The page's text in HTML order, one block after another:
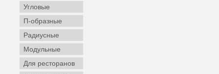
Угловые
П-образные
Радиусные
Модульные
Для ресторанов